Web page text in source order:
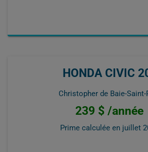
HONDA CIVIC
Christopher de Baie-Saint-
239 $ /année
Prime calculée en juillet